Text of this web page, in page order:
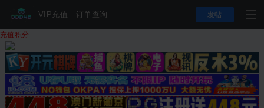
VIP充值 订单查询 发帖
充值积分